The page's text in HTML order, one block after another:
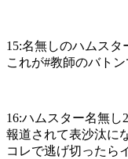
15:名無しのハムスタ
これが#教師のバト
16:ハムスター名無し
報道されて表沙汰に
コレで逃げ切ったら